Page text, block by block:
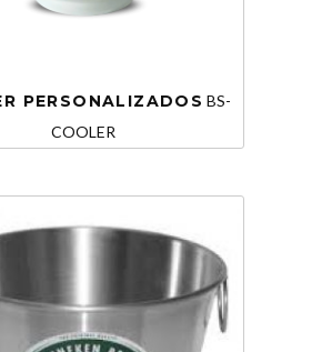
PERSONALIZADOS BS-
COOLER